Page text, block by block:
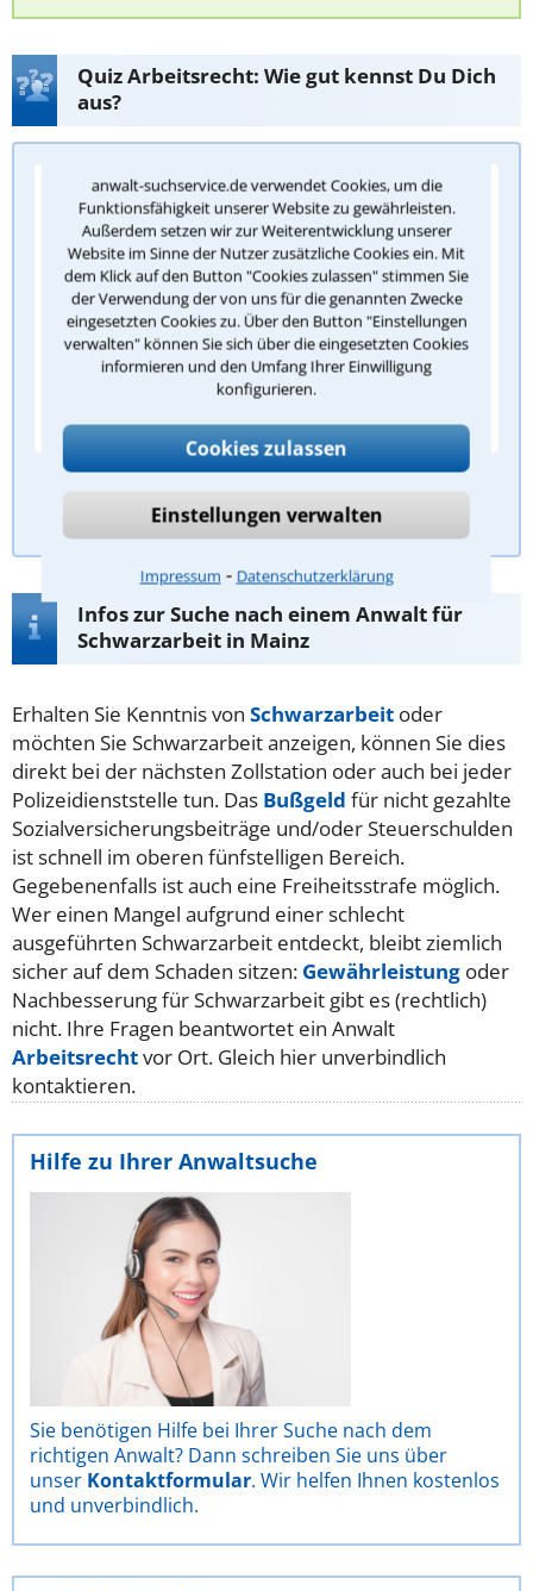
anwalt-suchservice.de verwendet Cookies, um die
Funktionsfähigkeit unserer Website zu gewährleisten.
Außerdem setzen wir zur Weiterentwicklung unserer
Website im Sinne der Nutzer zusätzliche Cookies ein. Mit
dem Klick auf den Button "Cookies zulassen" stimmen Sie
der Verwendung der von uns für die genannten Zwecke
eingesetzten Cookies zu. Über den Button "Einstellungen
verwalten" können Sie sich über die eingesetzten Cookies
informieren und den Umfang Ihrer Einwilligung
konfigurieren.
Cookies zulassen
Einstellungen verwalten
Impressum ⁃ Datenschutzerklärung
Quiz Arbeitsrecht: Wie gut kennst Du Dich
aus?
Frage 1/5: Wann entsteht grundsätzlich ein
Anspruch auf gesetzlichen Mindesturlaub?
Ab dem ersten Arbeitstag
Nach drei Monaten Betriebszugehörigkeit
Nach sechs Monaten Bestehen des
Arbeitsverhältnisses
Antwort überprüfen
Infos zur Suche nach einem Anwalt für
Schwarzarbeit in Mainz
Erhalten Sie Kenntnis von Schwarzarbeit oder
möchten Sie Schwarzarbeit anzeigen, können Sie dies
direkt bei der nächsten Zollstation oder auch bei jeder
Polizeidienststelle tun. Das Bußgeld für nicht gezahlte
Sozialversicherungsbeiträge und/oder Steuerschulden
ist schnell im oberen fünfstelligen Bereich.
Gegebenenfalls ist auch eine Freiheitsstrafe möglich.
Wer einen Mangel aufgrund einer schlecht
ausgeführten Schwarzarbeit entdeckt, bleibt ziemlich
sicher auf dem Schaden sitzen: Gewährleistung oder
Nachbesserung für Schwarzarbeit gibt es (rechtlich)
nicht. Ihre Fragen beantwortet ein Anwalt
Arbeitsrechtvor Ort. Gleich hier unverbindlich
kontaktieren.
Hilfe zu Ihrer Anwaltsuche
Sie benötigen Hilfe bei Ihrer Suche nach dem
richtigen Anwalt? Dann schreiben Sie uns über
unser Kontaktformular. Wir helfen Ihnen kostenlos
und unverbindlich.